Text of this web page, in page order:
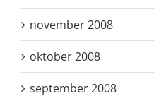
november 2008
oktober 2008
september 2008